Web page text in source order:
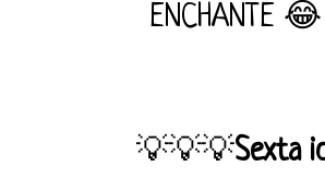
ENCHANTÉ
💡💡💡Sexta